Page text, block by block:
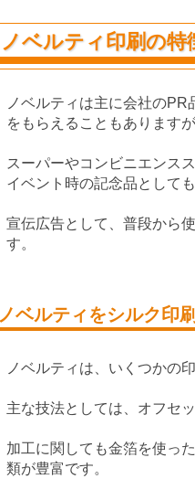
ノベルティ印刷の特
ノベルティは主に会社の
をもらえることもあります
スーパーやコンビニエンス
イベント時の記念品として
宣伝広告として、普段から
す。
ノベルティをシルク印
ノベルティは、いくつかの
主な技法としては、オフセ
加工に関しても金箔を使っ
類が豊富です。